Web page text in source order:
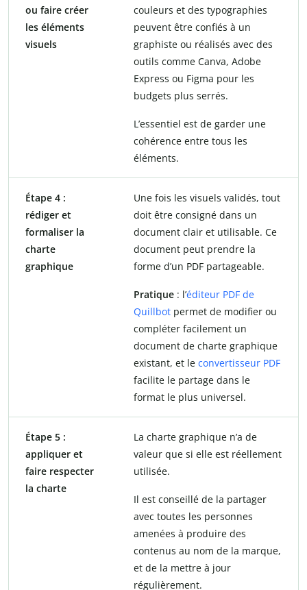
ou faire créer
les éléments
visuels
couleurs et des typographies
peuvent être confiés à un
graphiste ou réalisés avec des
outils comme Canva, Adobe
Express ou Figma pour les
budgets plus serrés.
L’essentiel est de garder une
cohérence entre tous les
éléments.
Étape 4 :
rédiger et
formaliser la
charte
graphique
Une fois les visuels validés, tout
doit être consigné dans un
document clair et utilisable. Ce
document peut prendre la
forme d’un PDF partageable.
Pratique : l’éditeur PDF de
Quillbot permet de modifier ou
compléter facilement un
document de charte graphique
existant, et le convertisseur PDF
facilite le partage dans le
format le plus universel.
Étape 5 :
appliquer et
faire respecter
la charte
La charte graphique n’a de
valeur que si elle est réellement
utilisée.
Il est conseillé de la partager
avec toutes les personnes
amenées à produire des
contenus au nom de la marque,
et de la mettre à jour
régulièrement.